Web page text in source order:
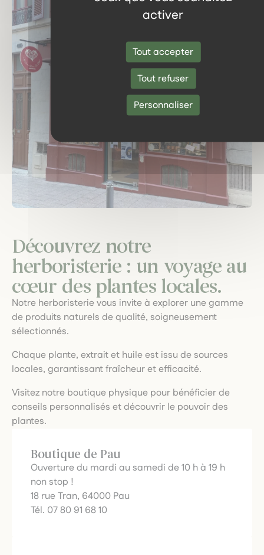
activer
Tout accepter
Tout refuser
Personnaliser
Découvrez notre
herboristerie : un voyage au
cœur des plantes locales.
Notre herboristerie vous invite à explorer une gamme
de produits naturels de qualité, soigneusement
sélectionnés.
Chaque plante, extrait et huile est issu de sources
locales, garantissant fraîcheur et efficacité.
Visitez notre boutique physique pour bénéficier de
conseils personnalisés et découvrir le pouvoir des
plantes.
Boutique de Pau
Ouverture du mardi au samedi de 10 h à 19 h
non stop !
18 rue Tran, 64000 Pau
Tél. 07 80 91 68 10